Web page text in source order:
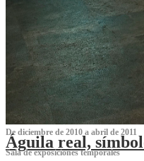
De diciembre de 2010 a abril de 2011
Águila real,
Sala de exposiciones temporales